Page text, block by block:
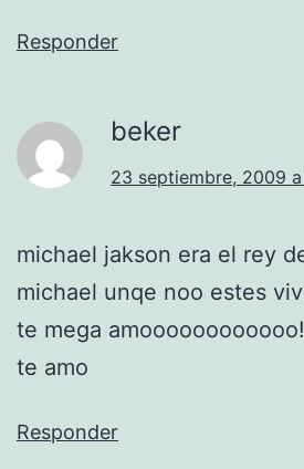
Responder
beker
23 septiembre, 2009
michael jakson era el rey
michael unqe noo estes
te mega
te amo
Responder